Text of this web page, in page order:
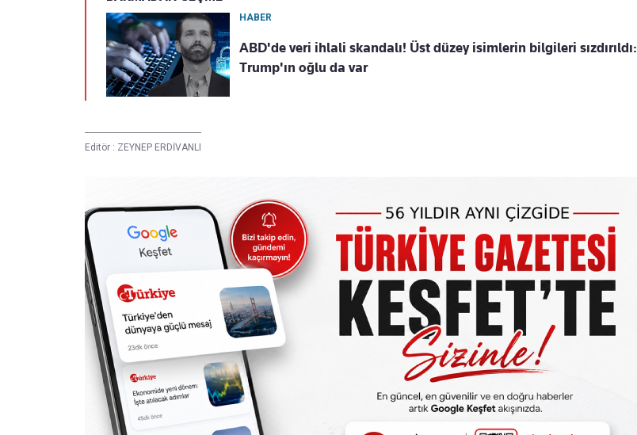
HABER
ABD'de veri ihlali skandalı! Üst düzey isimlerin bilgileri sızdırıldı:
Trump'ın oğlu da var
Editör : ZEYNEP ERDİVANLI